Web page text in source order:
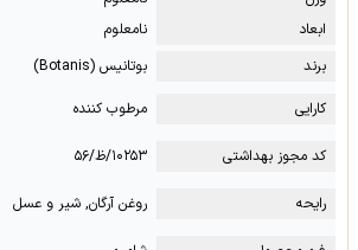
ابعاد
نامعلوم
برند
بوتانیس (Botanis)
کارایی
مرطوب کننده
کد مجوز بهداشتی ۱۰۲۵۳/ظ/۵۶
رایحه روغن آرگان, شیر و عسل